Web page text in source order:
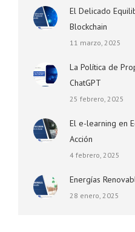
El Delicado
Blockchain
11 marzo, 2025
La Política de
ChatGPT
25 febrero, 2025
El e-learning en
Acción
4 febrero, 2025
Energías
28 enero, 2025